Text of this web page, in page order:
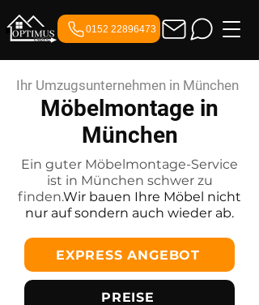
0152 22896473
Ihr Umzugsunternehmen in München
Möbelmontage in
München
Ein guter Möbelmontage-Service
ist in München schwer zu
finden.Wir bauen Ihre Möbel nicht
nur auf sondern auch wieder ab.
EXPRESS ANGEBOT
PREISE